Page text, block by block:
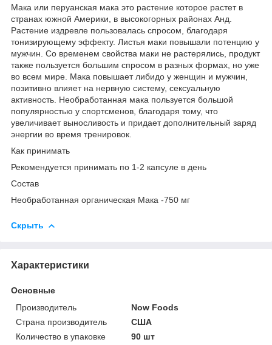
Мака или перуанская мака это растение которое растет в
странах южной Америки, в высокогорных районах Анд.
Растение издревле пользовалась спросом, благодаря
тонизирующему эффекту. Листья маки повышали потенцию у
мужчин. Со временем свойства маки не растерялись, продукт
также пользуется большим спросом в разных формах, но уже
во всем мире. Мака повышает либидо у женщин и мужчин,
позитивно влияет на нервную систему, сексуальную
активность. Необработанная мака пользуется большой
популярностью у спортсменов, благодаря тому, что
увеличивает выносливость и придает дополнительный заряд
энергии во время тренировок.
Как принимать
Рекомендуется принимать по 1-2 капсуле в день
Состав
Необработанная органическая Мака -750 мг
Скрыть
Характеристики
Основные
Производитель
Now Foods
Страна производитель
США
Количество в упаковке
90 шт